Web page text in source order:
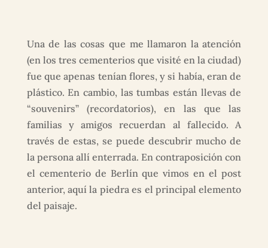
Una de las cosas que me llamaron la atención
(en los tres cementerios que visité en la ciudad)
fue que apenas tenían flores, y si había, eran de
plástico. En cambio, las tumbas están llevas de
“souvenirs” (recordatorios), en las que las
familias y amigos recuerdan al fallecido. A
través de estas, se puede descubrir mucho de
la persona allí enterrada. En contraposición con
el cementerio de Berlín que vimos en el post
anterior, aquí la piedra es el principal elemento
del paisaje.